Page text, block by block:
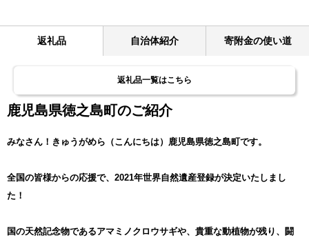
返礼品 自治体紹介 寄附金の使い道
返礼品一覧はこちら
鹿児島県徳之島町のご紹介
みなさん！きゅうがめら（こんにちは）鹿児島県徳之島町です。
全国の皆様からの応援で、2021年世界自然遺産登録が決定いたしまし
た！
国の天然記念物であるアマミノクロウサギや、貴重な動植物が残り、闘